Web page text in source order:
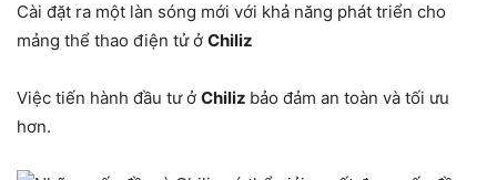
Cài đặt ra một làn sóng mới với khả năng phát triển cho
mảng thể thao điện tử ở Chiliz
Việc tiến hành đầu tư ở Chiliz bảo đảm an toàn và tối ưu
hơn.